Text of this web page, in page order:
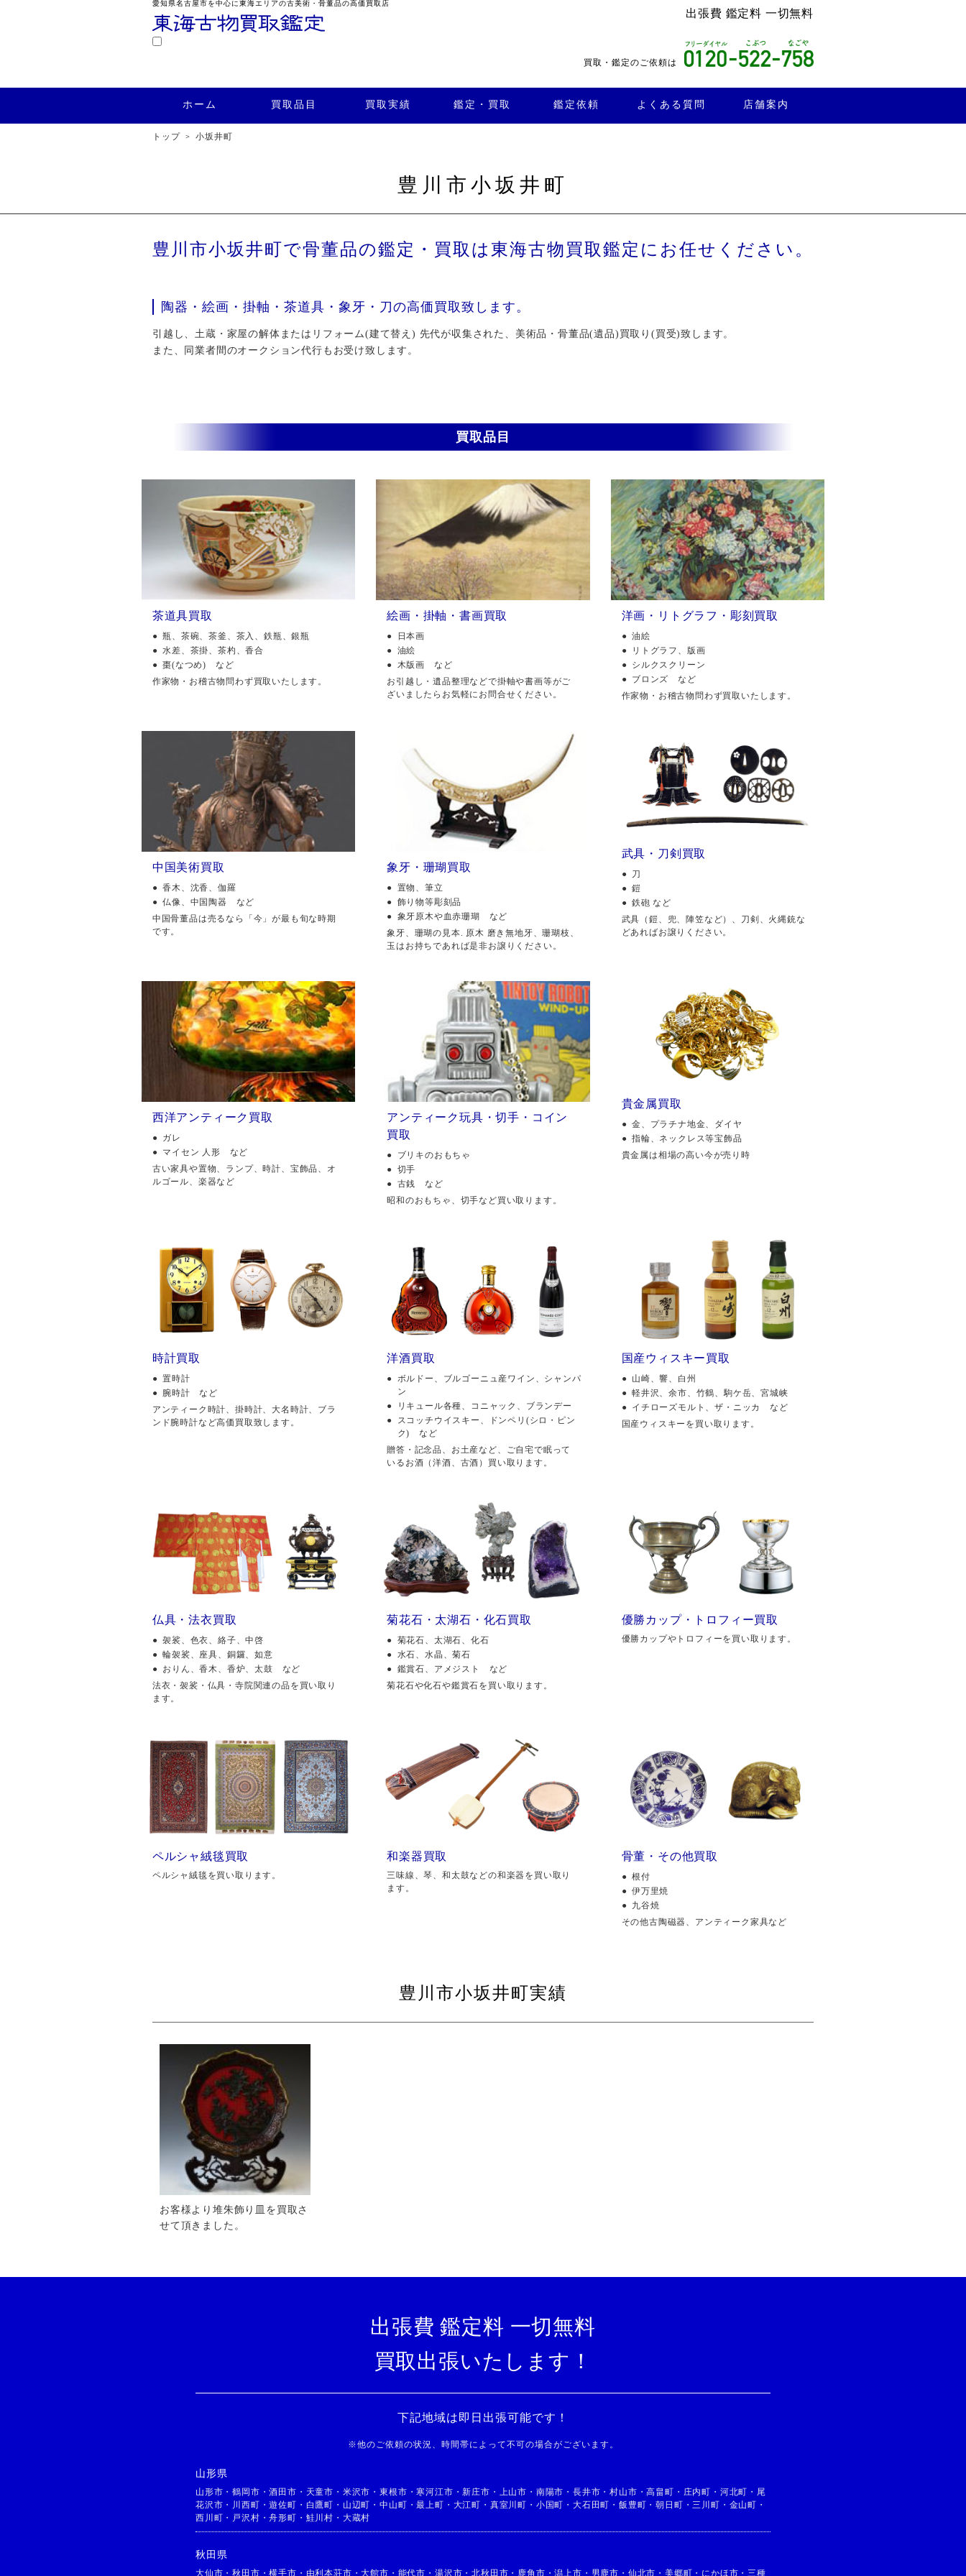
愛知県名古屋市を中心に東海エリアの古美術・骨董品の高価買取店
出張費 鑑定料 一切無料
買取・鑑定のご依頼は
ホーム 買取品目 買取実績 鑑定・買取 鑑定依頼 よくある質問 店舗案内
トップ 小坂井町
豊川市小坂井町
豊川市小坂井町で骨董品の鑑定・買取は東海古物買取鑑定にお任せください。
陶器・絵画・掛軸・茶道具・象牙・刀の高価買取致します。
引越し、土蔵・家屋の解体またはリフォーム(建て替え) 先代が収集された、美術品・骨董品(遺品)買取り(買受)致します。
また、同業者間のオークション代行もお受け致します。
買取品目
茶道具買取
瓶、茶碗、茶釜、茶入、鉄瓶、銀瓶
水差、茶掛、茶杓、香合
棗(なつめ) など
作家物・お稽古物問わず買取いたします。
絵画・掛軸・書画買取
日本画
油絵
木版画 など
お引越し・遺品整理などで掛軸や書画等がご
ざいましたらお気軽にお問合せください。
洋画・リトグラフ・彫刻買取
油絵
リトグラフ、版画
シルクスクリーン
ブロンズ など
作家物・お稽古物問わず買取いたします。
中国美術買取
香木、沈香、伽羅
仏像、中国陶器 など
中国骨董品は売るなら「今」が最も旬な時期
です。
象牙・珊瑚買取
置物、筆立
飾り物等彫刻品
象牙原木や血赤珊瑚 など
象牙、珊瑚の見本. 原木 磨き無地牙、珊瑚枝、
玉はお持ちであれば是非お譲りください。
武具・刀剣買取
刀
鎧
鉄砲 など
武具（鎧、兜、陣笠など）、刀剣、火縄銃な
どあればお譲りください。
西洋アンティーク買取
ガレ
マイセン 人形 など
古い家具や置物、ランプ、時計、宝飾品、オ
ルゴール、楽器など
アンティーク玩具・切手・コイン
買取
ブリキのおもちゃ
切手
古銭 など
昭和のおもちゃ、切手など買い取ります。
貴金属買取
金、プラチナ地金、ダイヤ
指輪、ネックレス等宝飾品
貴金属は相場の高い今が売り時
時計買取
置時計
腕時計 など
アンティーク時計、掛時計、大名時計、ブラ
ンド腕時計など高価買取致します。
洋酒買取
ボルドー、ブルゴーニュ産ワイン、シャンパ
ン
リキュール各種、コニャック、ブランデー
スコッチウイスキー、ドンペリ(シロ・ピン
ク) など
贈答・記念品、お土産など、ご自宅で眠って
いるお酒（洋酒、古酒）買い取ります。
国産ウィスキー買取
山崎、響、白州
軽井沢、余市、竹鶴、駒ケ岳、宮城峡
イチローズモルト、ザ・ニッカ など
国産ウィスキーを買い取ります。
仏具・法衣買取
袈裟、色衣、絡子、中啓
輪袈裟、座具、銅鑼、如意
おりん、香木、香炉、太鼓 など
法衣・袈裟・仏具・寺院関連の品を買い取り
ます。
菊花石・太湖石・化石買取
菊花石、太湖石、化石
水石、水晶、菊石
鑑賞石、アメジスト など
菊花石や化石や鑑賞石を買い取ります。
優勝カップ・トロフィー買取
優勝カップやトロフィーを買い取ります。
ペルシャ絨毯買取
ペルシャ絨毯を買い取ります。
和楽器買取
三味線、琴、和太鼓などの和楽器を買い取り
ます。
骨董・その他買取
根付
伊万里焼
九谷焼
その他古陶磁器、アンティーク家具など
豊川市小坂井町実績
お客様より堆朱飾り皿を買取さ
せて頂きました。
出張費 鑑定料 一切無料
買取出張いたします！
下記地域は即日出張可能です！
※他のご依頼の状況、時間帯によって不可の場合がございます。
山形県
山形市 ・鶴岡市 ・酒田市 ・ 天童市 ・ 米沢市 ・東根市 ・寒河江市 ・新庄市 ・ 上山市 ・ 南陽市 ・ 長井市 ・村山市 ・高畠町 ・ 庄内町 ・ 河北町 ・ 尾
花沢市 ・ 川西町 ・遊佐町 ・ 白鷹町 ・ 山辺町 ・中山町 ・最上町 ・ 大江町 ・ 真室川町 ・ 小国町 ・ 大石田町 ・ 飯豊町 ・朝日町 ・ 三川町 ・ 金山町 ・
西川町 ・ 戸沢村 ・舟形町 ・ 鮭川村 ・ 大蔵村
秋田県
大仙市 ・秋田市 ・横手市 ・ 由利本荘市 ・大館市 ・ 能代市 ・ 湯沢市 ・北秋田市 ・ 鹿角市 ・潟上市 ・ 男鹿市 ・ 仙北市 ・美郷町 ・ にかほ市 ・ 三種